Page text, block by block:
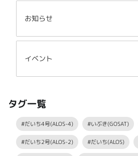
お知らせ
イベント
タグ一覧
#だいち4号(ALOS-4) #いぶき(GOSAT)
#だいち2号(ALOS-2) #だいち(ALOS)